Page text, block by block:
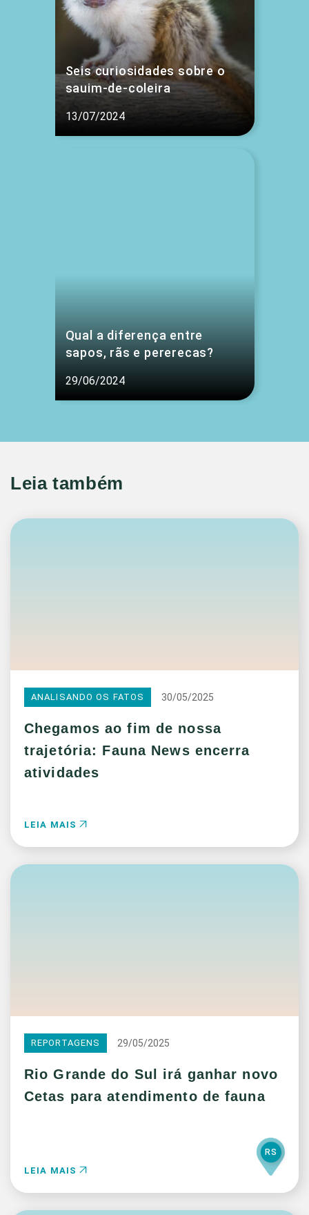
Seis curiosidades sobre o
sauim-de-coleira
13/07/2024
Qual a diferença entre
sapos, rãs e pererecas?
29/06/2024
Leia também
ANALISANDO OS FATOS 30/05/2025
Chegamos ao fim de nossa
trajetória: Fauna News encerra
atividades
LEIA MAIS
REPORTAGENS 29/05/2025
Rio Grande do Sul irá ganhar novo
Cetas para atendimento de fauna
LEIA MAIS
RS